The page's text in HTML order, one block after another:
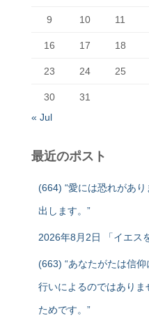
9 10 11
16 17 18
23 24 25
30
31
« Jul
最近のポスト
(664) “愛には恐れがあ
出します。”
2026年8月2日 「イエス
(663) “あなたがたは信
行いによるのではあり
ためです。”